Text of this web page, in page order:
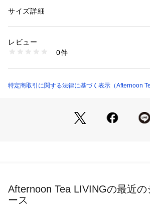
つろぎ時間にも重宝するアイテム。ご家
1点ごとに柄の出方が違うことがあります。
性別：レディース
グマット
生産国：インド製
洗濯：手洗い〇
商品番号：3460000019582 （モール）
サイズ詳細
レビュー
0件
特定商取引に関する法律に基づく表示（Afternoon
Afternoon Tea LIVINGの最近の
ース